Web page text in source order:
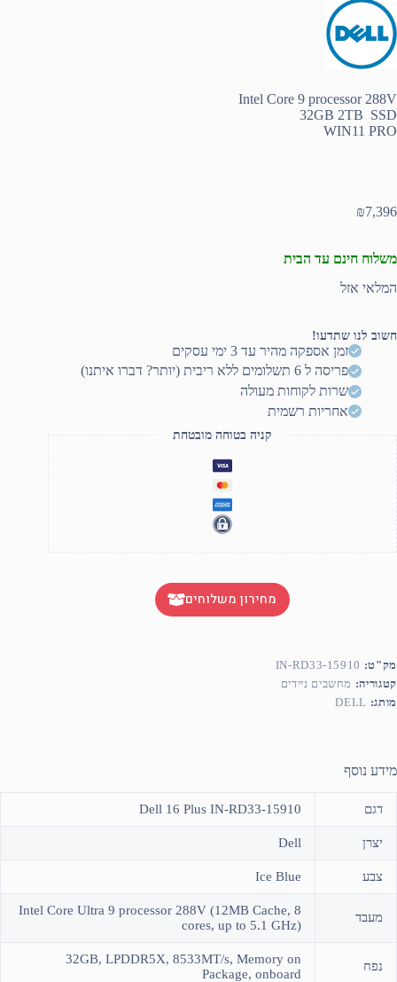
Intel Core 9 processor 288V
32GB 2TB SSD
WIN11 PRO
₪7,396
משלוח חינם עד הבית
המלאי אזל
חשוב לנו שתדעו!
זמן אספקה מהיר עד 3 ימי עסקים
פריסה ל 6 תשלומים ללא ריבית (יותר? דברו איתנו)
שרות לקוחות מעולה
אחריות רשמית
קניה בטוחה מובטחת
מחירון משלוחים
מק"ט: IN-RD33-15910
קטגוריה: מחשבים ניידים
מותג: DELL
מידע נוסף
דגם Dell 16 Plus IN-RD33-15910
יצרן Dell
צבע Ice Blue
מעבד
Intel Core Ultra 9 processor 288V (12MB Cache, 8
cores, up to 5.1 GHz)
נפח
32GB, LPDDR5X, 8533MT/s, Memory on
Package, onboard